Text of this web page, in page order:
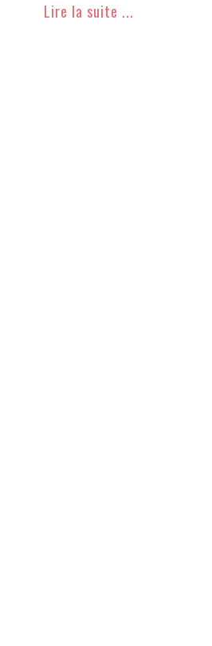
Lire la suite ...